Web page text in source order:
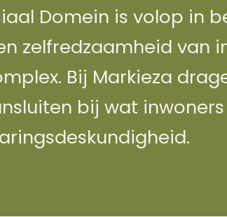
Domein is volop in
zelfredzaamheid van
Bij Markieza
bij wat